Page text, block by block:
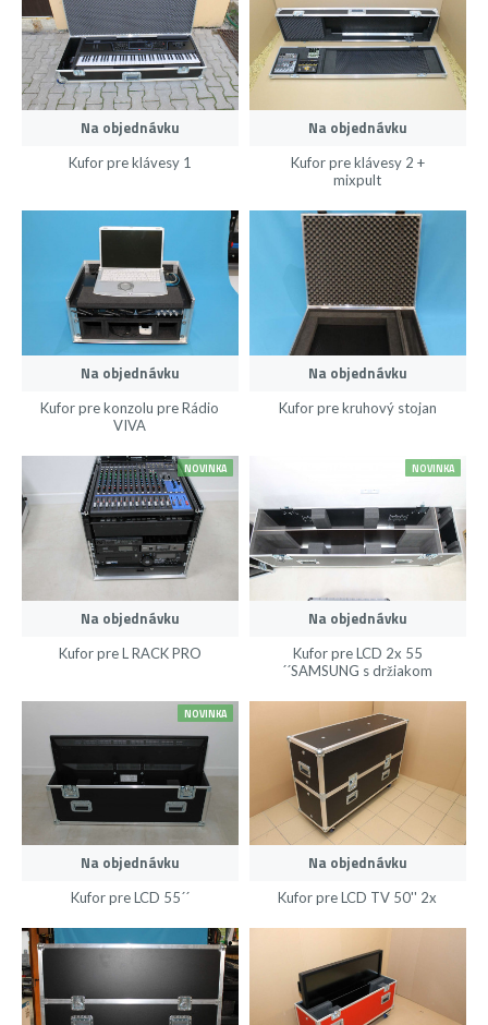
Na objednávku
Kufor pre klávesy 1
Na objednávku
Kufor pre klávesy 2 +
mixpult
Na objednávku
Kufor pre konzolu pre Rádio
VIVA
Na objednávku
Kufor pre kruhový stojan
NOVINKA
Na objednávku
Kufor pre L RACK PRO
NOVINKA
Na objednávku
Kufor pre LCD 2x 55
´´SAMSUNG s držiakom
NOVINKA
Na objednávku
Kufor pre LCD 55´´
Na objednávku
Kufor pre LCD TV 50'' 2x